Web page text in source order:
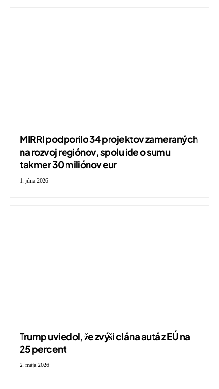
MIRRI podporilo 34 projektov zameraných
na rozvoj regiónov, spolu ide o sumu
takmer 30 miliónov eur
1. júna 2026
Trump uviedol, že zvýši clá na autá z EÚ na
25 percent
2. mája 2026